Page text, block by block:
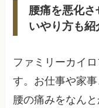
腰痛を悪化
いやり方も紹
ファミリーカイ
す。お仕事や家
腰の痛みをなん